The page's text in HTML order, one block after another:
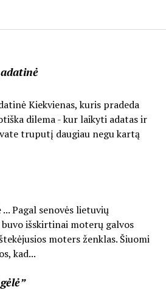
Kiekvienas, kuris pradeda
dilema - kur laikyti adatas ir
truputį daugiau negu kartą
Pagal senovės lietuvių
išskirtinai moterų galvos
moters ženklas. Šiuomi
kad...